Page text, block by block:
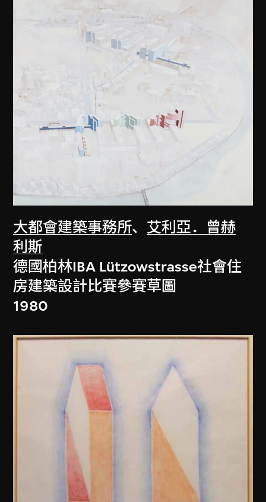
大都會建築事務所、 艾利亞．曾赫
利斯
德國柏林IBA Lützowstrasse社會住
房建築設計比賽參賽草圖
1980